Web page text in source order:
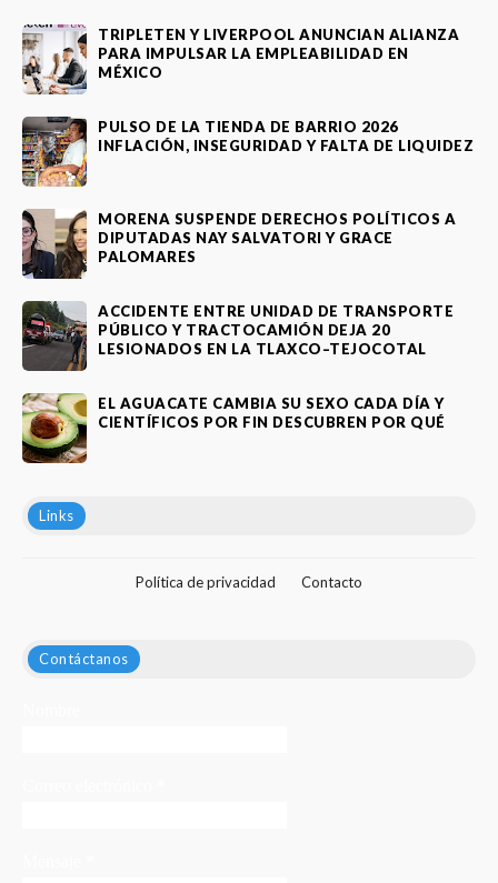
TRIPLETEN Y LIVERPOOL ANUNCIAN ALIANZA
PARA IMPULSAR LA EMPLEABILIDAD EN
MÉXICO
PULSO DE LA TIENDA DE BARRIO 2026
INFLACIÓN, INSEGURIDAD Y FALTA DE LIQUIDEZ
MORENA SUSPENDE DERECHOS POLÍTICOS A
DIPUTADAS NAY SALVATORI Y GRACE
PALOMARES
ACCIDENTE ENTRE UNIDAD DE TRANSPORTE
PÚBLICO Y TRACTOCAMIÓN DEJA 20
LESIONADOS EN LA TLAXCO–TEJOCOTAL
EL AGUACATE CAMBIA SU SEXO CADA DÍA Y
CIENTÍFICOS POR FIN DESCUBREN POR QUÉ
Links
Política de privacidad Contacto
Contáctanos